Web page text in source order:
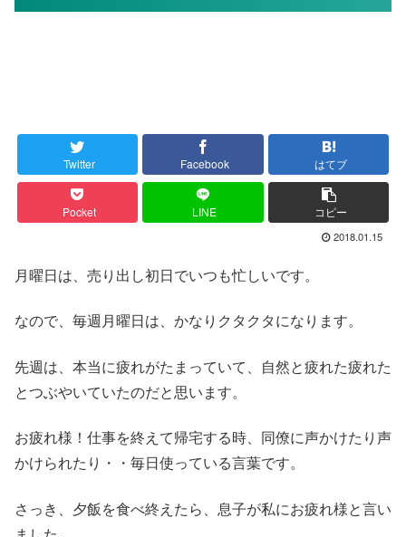
Twitter Facebook はてブ
Pocket LINE コピー
2018.01.15
月曜日は、売り出し初日でいつも忙しいです。
なので、毎週月曜日は、かなりクタクタになります。
先週は、本当に疲れがたまっていて、自然と疲れた疲れた
とつぶやいていたのだと思います。
お疲れ様！仕事を終えて帰宅する時、同僚に声かけたり声
かけられたり・・毎日使っている言葉です。
さっき、夕飯を食べ終えたら、息子が私にお疲れ様と言い